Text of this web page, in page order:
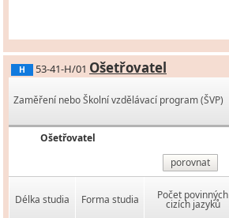
H 53-41-H/01 Ošetřovatel
Zaměření nebo Školní vzdělávací program (ŠVP)
Ošetřovatel
porovnat
Délka studia Forma studia Počet povinných
cizích jazyků